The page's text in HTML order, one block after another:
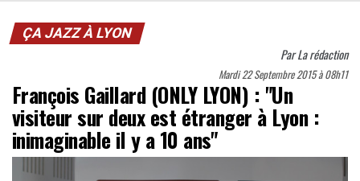
ÇA JAZZ À LYON
ParLa rédaction
Mardi 22 Septembre 2015 à 08h11
François Gaillard (ONLY LYON) : "Un
visiteur sur deux est étranger à Lyon :
inimaginable il y a 10 ans"